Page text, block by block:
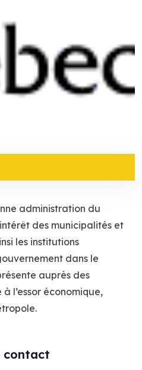
administration du
des municipalités et
les institutions
dans le
auprès des
l’essor économique,
contact